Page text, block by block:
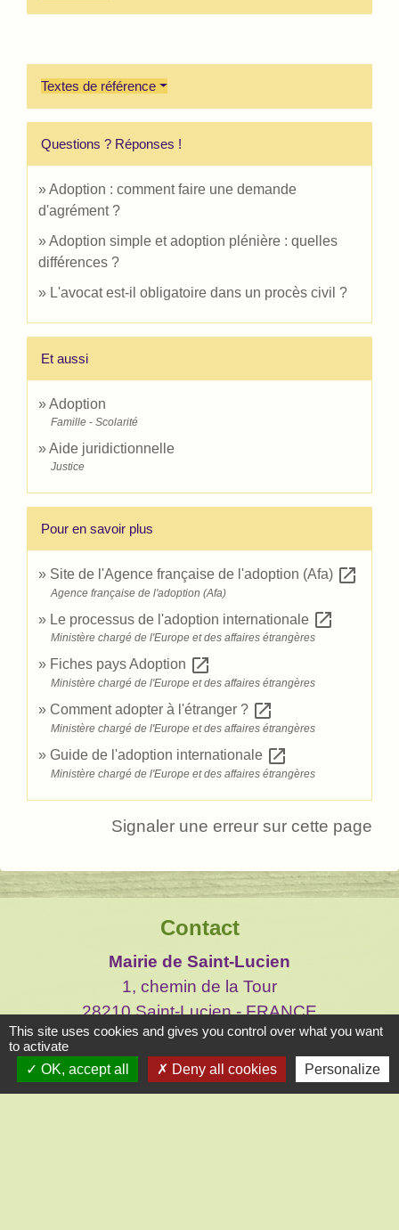
Textes de référence
Questions ? Réponses !
Adoption : comment faire une demande
d'agrément ?
Adoption simple et adoption plénière : quelles
différences ?
L'avocat est-il obligatoire dans un procès civil ?
Et aussi
Adoption
Famille - Scolarité
Aide juridictionnelle
Justice
Pour en savoir plus
Site de l'Agence française de l'adoption (Afa) open_in_new
Agence française de l'adoption (Afa)
Le processus de l'adoption internationale open_in_new
Ministère chargé de l'Europe et des affaires étrangères
Fiches pays Adoption open_in_new
Ministère chargé de l'Europe et des affaires étrangères
Comment adopter à l'étranger ? open_in_new
Ministère chargé de l'Europe et des affaires étrangères
Guide de l'adoption internationale open_in_new
Ministère chargé de l'Europe et des affaires étrangères
Signaler une erreur sur cette page
Contact
Mairie de Saint-Lucien
1, chemin de la Tour
28210 Saint-Lucien - FRANCE
+33 2 37 82 58 07
Contact par formulaire
This site uses cookies and gives you control over what you want
to activate
OK, accept all
Deny all cookies Personalize